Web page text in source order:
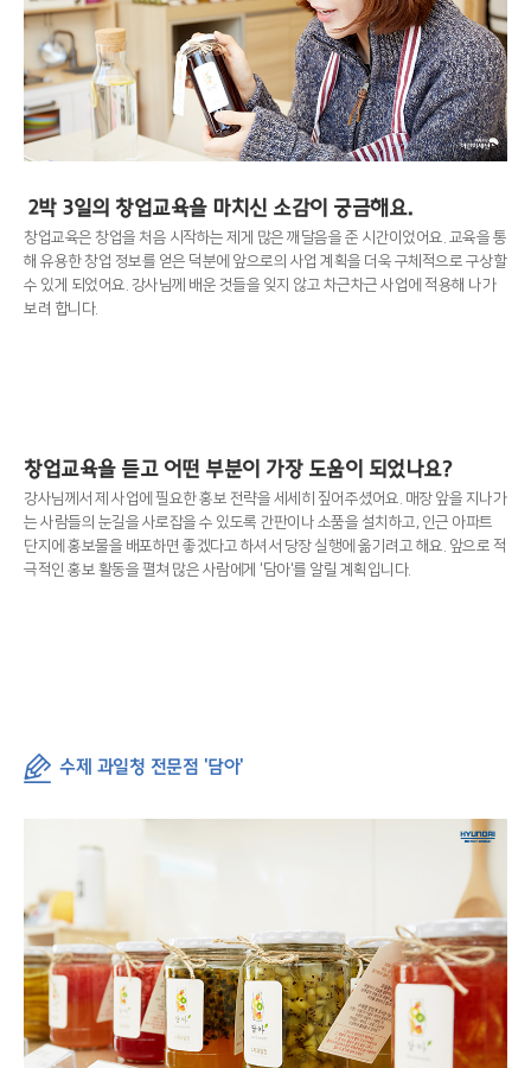
2박 3일의 창업교육을 마치신 소감이 궁금해요.
창업교육은 창업을 처음 시작하는 제게 많은 깨달음을 준 시간이었어요. 교육을 통
해 유용한 창업 정보를 얻은 덕분에 앞으로의 사업 계획을 더욱 구체적으로 구상할
수 있게 되었어요. 강사님께 배운 것들을 잊지 않고 차근차근 사업에 적용해 나가
보려 합니다.
창업교육을 듣고 어떤 부분이 가장 도움이 되었나요?
강사님께서 제 사업에 필요한 홍보 전략을 세세히 짚어주셨어요. 매장 앞을 지나가
는 사람들의 눈길을 사로잡을 수 있도록 간판이나 소품을 설치하고, 인근 아파트
단지에 홍보물을 배포하면 좋겠다고 하셔서 당장 실행에 옮기려고 해요. 앞으로 적
극적인 홍보 활동을 펼쳐 많은 사람에게 '담아'를 알릴 계획입니다.
수제 과일청 전문점 '담아'